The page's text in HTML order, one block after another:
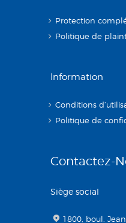
Protection
Politique de
Information
Conditions
Politique de
Contactez-
Siège social
1800, boul.